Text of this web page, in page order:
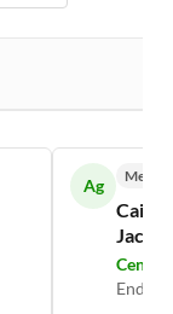
Ag
Caixa
Centro